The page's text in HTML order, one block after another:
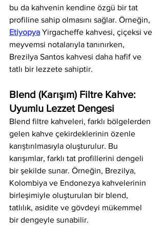
bu da kahvenin kendine özgü bir tat
profiline sahip olmasını sağlar. Örneğin,
Etiyopya Yirgacheffe kahvesi, çiçeksi ve
meyvemsi notalarıyla tanınırken,
Brezilya Santos kahvesi daha hafif ve
tatlı bir lezzete sahiptir.
Blend (Karışım) Filtre Kahve:
Uyumlu Lezzet Dengesi
Blend filtre kahveleri, farklı bölgelerden
gelen kahve çekirdeklerinin özenle
karıştırılmasıyla oluşturulur. Bu
karışımlar, farklı tat profillerini dengeli
bir şekilde sunar. Örneğin, Brezilya,
Kolombiya ve Endonezya kahvelerinin
birleşimiyle oluşturulan bir blend,
tatlılık, asidite ve gövdeyi mükemmel
bir dengeyle sunabilir.